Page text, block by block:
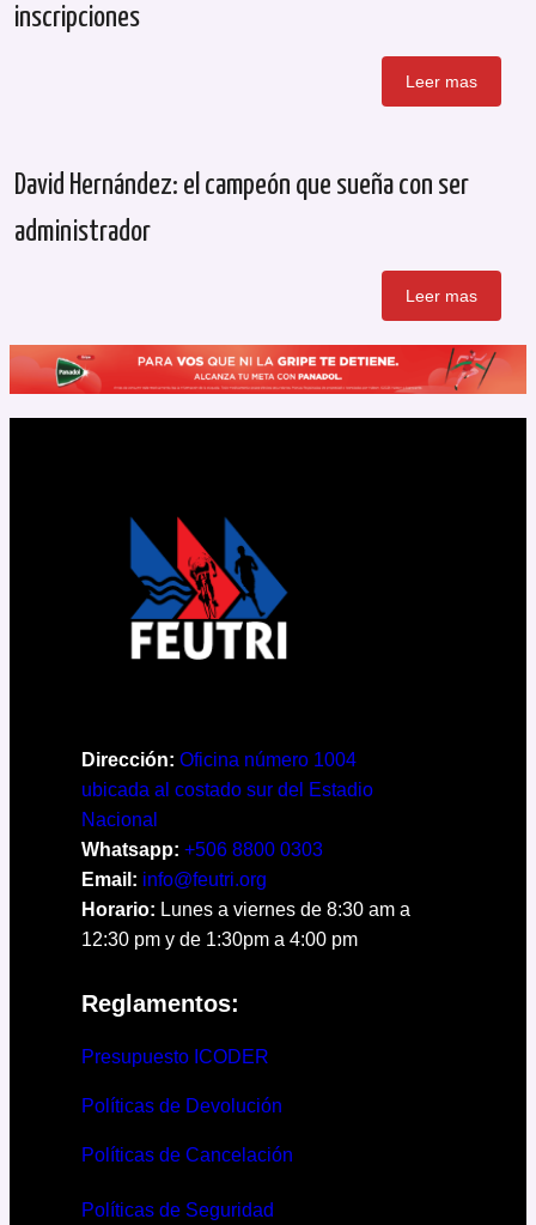
inscripciones
Leer mas
David Hernández: el campeón que sueña con ser
administrador
Leer mas
Dirección: Oficina número 1004
ubicada al costado sur del Estadio
Nacional
Whatsapp: +506 8800 0303
Email: info@feutri.org
Horario: Lunes a viernes de 8:30 am a
12:30 pm y de 1:30pm a 4:00 pm
Reglamentos:
Presupuesto ICODER
Políticas de Devolución
Políticas de Cancelación
Políticas de Seguridad